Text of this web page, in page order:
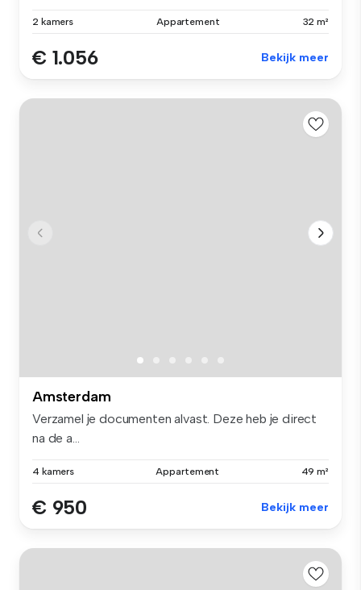
2 kamers Appartement 32 m²
€ 1.056 Bekijk meer
Amsterdam
Verzamel je documenten alvast. Deze heb je direct
na de a...
4 kamers Appartement 49 m²
€ 950 Bekijk meer